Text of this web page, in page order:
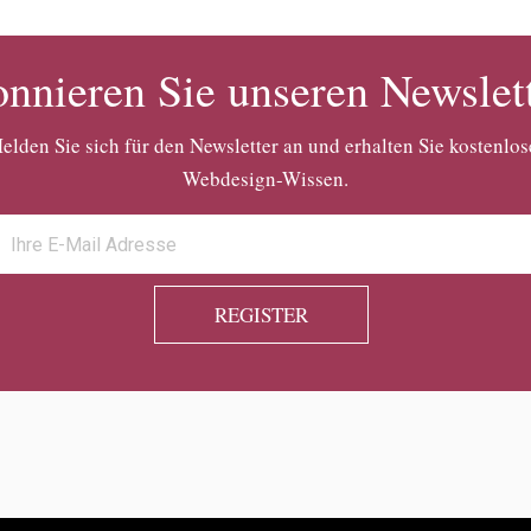
REGISTER
Sie sich für den Newsletter an und erhalten Sie
Webdesign-Wissen.
Sie unseren